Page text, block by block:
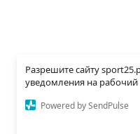
Разрешите сайту
уведомления на рабочий
Powered by SendPulse